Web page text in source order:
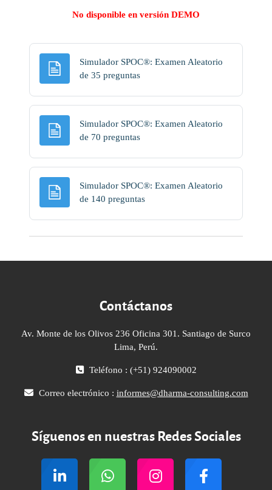
No disponible en versión DEMO
Simulador SPOC®: Examen Aleatorio
de 35 preguntasPágina
Simulador SPOC®: Examen Aleatorio
de 70 preguntasPágina
Simulador SPOC®: Examen Aleatorio
de 140 preguntasPágina
Contáctanos
Av. Monte de los Olivos 236 Oficina 301. Santiago de Surco
Lima, Perú.
Teléfono : (+51) 924090002
Correo electrónico : informes@dharma-consulting.com
Síguenos en nuestras Redes Sociales